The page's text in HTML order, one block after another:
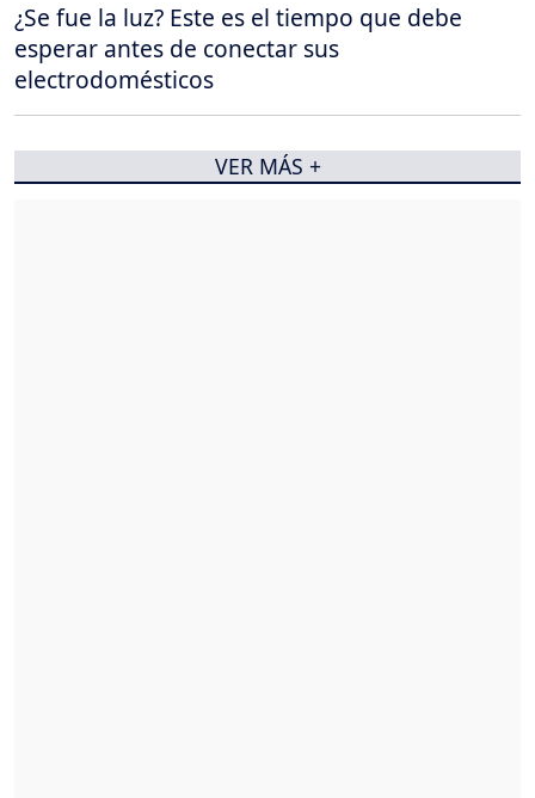
¿Se fue la luz? Este es el tiempo que debe
esperar antes de conectar sus
electrodomésticos
VER MÁS +